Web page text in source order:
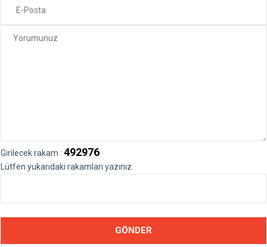
Girilecek rakam : 492976
Lütfen yukarıdaki rakamları yazınız.